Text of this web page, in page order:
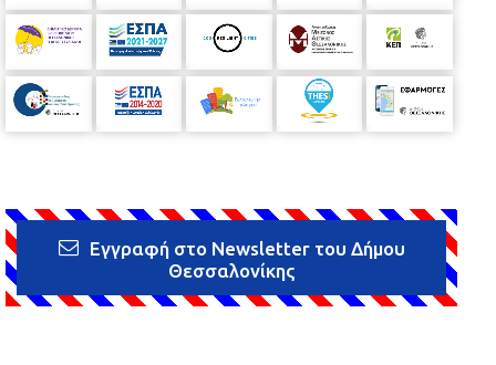
Εγγραφή στο Newsletter του Δήμου
Θεσσαλονίκης